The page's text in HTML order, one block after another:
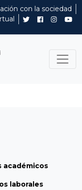
con la sociedad
académicos
laborales